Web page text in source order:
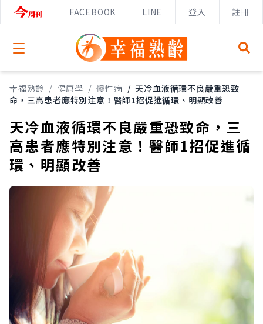
FACEBOOK LINE 登入 註冊
Open menu
幸福熟齡 / 健康學 / 慢性病 / 天冷血液循環不良嚴重恐致
命，三高患者應特別注意！醫師1招促進循環、明顯改善
天冷血液循環不良嚴重恐致命，三
高患者應特別注意！醫師1招促進循
環、明顯改善